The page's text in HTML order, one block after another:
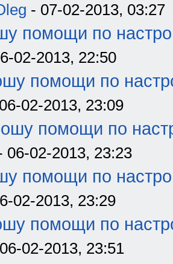
- 07-02-2013, 03:27
помощи по
02-2013, 22:50
помощи по
02-2013, 23:09
помощи по
06-02-2013, 23:23
помощи по
02-2013, 23:29
помощи по
02-2013, 23:51